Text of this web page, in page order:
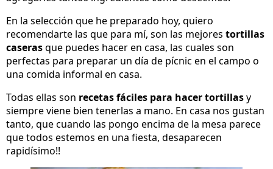
En la selección que he preparado hoy, quiero
recomendarte las que para mí, son las mejores tortillas
caserasque puedes hacer en casa, las cuales son
perfectas para preparar un día de pícnic en el campo o
una comida informal en casa.
Todas ellas son recetas fáciles para hacer tortillasy
siempre viene bien tenerlas a mano. En casa nos gustan
tanto, que cuando las pongo encima de la mesa parece
que todos estemos en una fiesta, desaparecen
rapidísimo!!